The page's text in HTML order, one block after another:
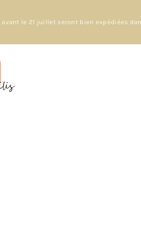
le 21 juillet seront bien expédiées